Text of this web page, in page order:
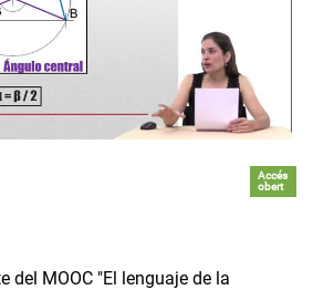
Accés
obert
del MOOC "El lenguaje de la